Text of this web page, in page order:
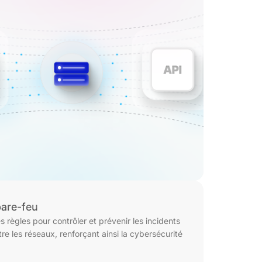
feu
règles pour contrôler et prévenir les incidents
les réseaux, renforçant ainsi la cybersécurité